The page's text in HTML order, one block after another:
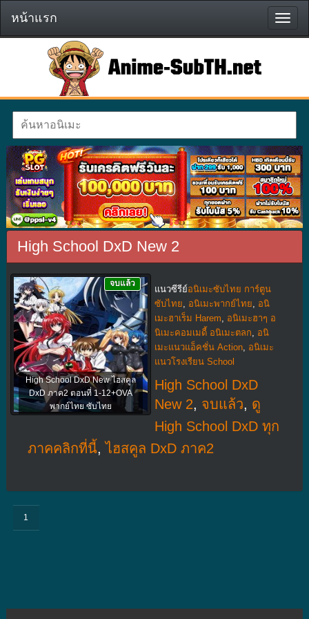
หน้า
แรก
หน้าแรก
High School DxD New 2
High School DxD New ไฮสคูล
DxD ภาค2 ตอนที่ 1-12+OVA
พากย์ไทย ซับไทย
จบแล้ว
แนวซีรีย์อนิเมะซับไทย การ์ตูน
ซับไทย
อนิเมะพากย์ไทย
อนิ
เมะฮาเร็ม Harem
อนิเมะฮาๆ อ
นิเมะคอมเมดี้ อนิเมะตลก
อนิ
เมะแนวแอ็คชั่น Action, อนิเมะ
แนวโรงเรียน School
High School DxD
New 2, จบแล้ว, ดู
High School DxD ทุก
ภาคคลิกที่นี้,ไฮสคูล DxD ภาค2
1